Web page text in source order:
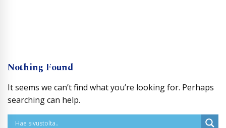
Nothing Found
It seems we can’t find what you’re looking for. Perhaps
searching can help.